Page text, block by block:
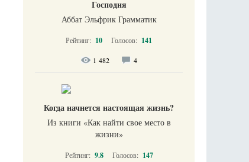
Господня
Аббат Эльфрик Грамматик
Рейтинг: 10 Голосов: 141
1 482 4
Когда начнется настоящая жизнь?
Из книги «Как найти свое место в
жизни​»
Рейтинг: 9.8 Голосов: 147